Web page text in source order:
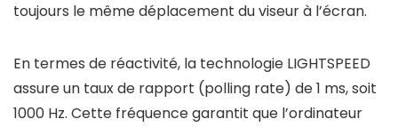
toujours le même déplacement du viseur à l’écran.
En termes de réactivité, la technologie LIGHTSPEED
assure un taux de rapport (polling rate) de 1 ms, soit
1000 Hz. Cette fréquence garantit que l’ordinateur